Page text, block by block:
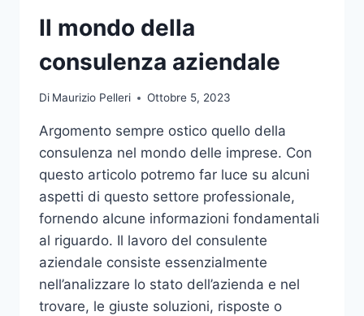
PER
L’ARREDO
GIARDINO
Il mondo della
consulenza aziendale
Di Maurizio Pelleri Ottobre 5, 2023
Argomento sempre ostico quello della
consulenza nel mondo delle imprese. Con
questo articolo potremo far luce su alcuni
aspetti di questo settore professionale,
fornendo alcune informazioni fondamentali
al riguardo. Il lavoro del consulente
aziendale consiste essenzialmente
nell’analizzare lo stato dell’azienda e nel
trovare, le giuste soluzioni, risposte o